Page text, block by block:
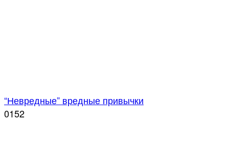
“Невредные” вредные привычки
0152